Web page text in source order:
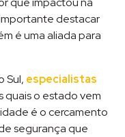
destacar
é uma aliada para
Sul, especialistas
quais o estado vem
é o cercamento
segurança que